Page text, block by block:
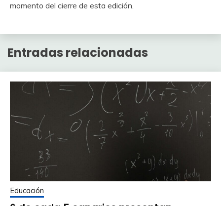
momento del cierre de esta edición.
Entradas relacionadas
Educación